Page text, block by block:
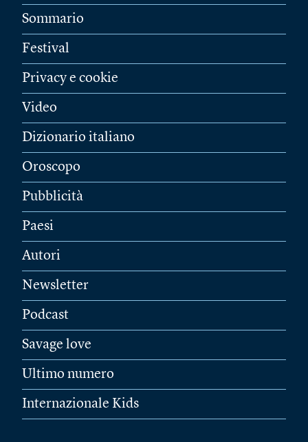
Sommario
Festival
Privacy e cookie
Video
Dizionario italiano
Oroscopo
Pubblicità
Paesi
Autori
Newsletter
Podcast
Savage love
Ultimo numero
Internazionale Kids